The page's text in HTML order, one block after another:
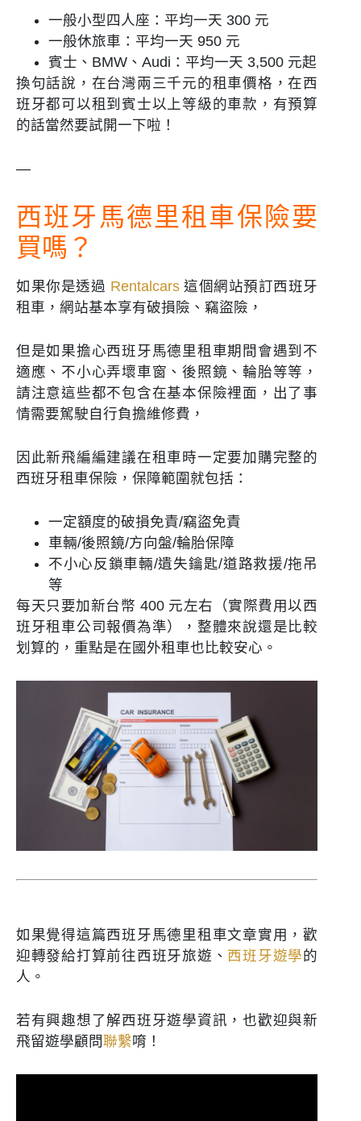
一般小型四人座：平均一天 300 元
一般休旅車：平均一天 950 元
賓士、BMW、Audi：平均一天 3,500 元起
換句話說，在台灣兩三千元的租車價格，在西
班牙都可以租到賓士以上等級的車款，有預算
的話當然要試開一下啦！
—
西班牙馬德里租車保險要
買嗎？
如果你是透過 Rentalcars這個網站預訂西班牙
租車，網站基本享有破損險、竊盜險，
但是如果擔心西班牙馬德里租車期間會遇到不
適應、不小心弄壞車窗、後照鏡、輪胎等等，
請注意這些都不包含在基本保險裡面，出了事
情需要駕駛自行負擔維修費，
因此新飛編編建議在租車時一定要加購完整的
西班牙租車保險，保障範圍就包括：
一定額度的破損免責/竊盜免責
車輛/後照鏡/方向盤/輪胎保障
不小心反鎖車輛/遺失鑰匙/道路救援/拖吊
等
每天只要加新台幣 400 元左右（實際費用以西
班牙租車公司報價為準），整體來說還是比較
划算的，重點是在國外租車也比較安心。
如果覺得這篇西班牙馬德里租車文章實用，歡
迎轉發給打算前往西班牙旅遊、 西班牙遊學的
人。
若有興趣想了解西班牙遊學資訊，也歡迎與新
飛留遊學顧問聯繫唷！